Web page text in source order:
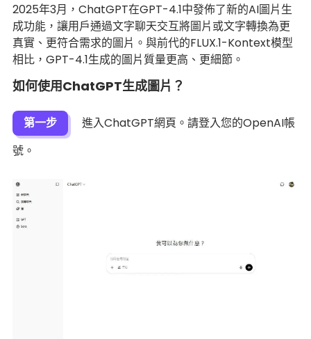
2025年3月，ChatGPT在GPT-4.1中發佈了新的AI圖片生
成功能，讓用戶通過文字聊天交互將圖片或文字轉換為更
真實、更符合需求的圖片。與前代的FLUX.1-Kontext模型
相比，GPT-4.1生成的圖片質量更高、更細節。
如何使用ChatGPT生成圖片？
第一步
進入ChatGPT網頁。請登入您的OpenAI帳
號。